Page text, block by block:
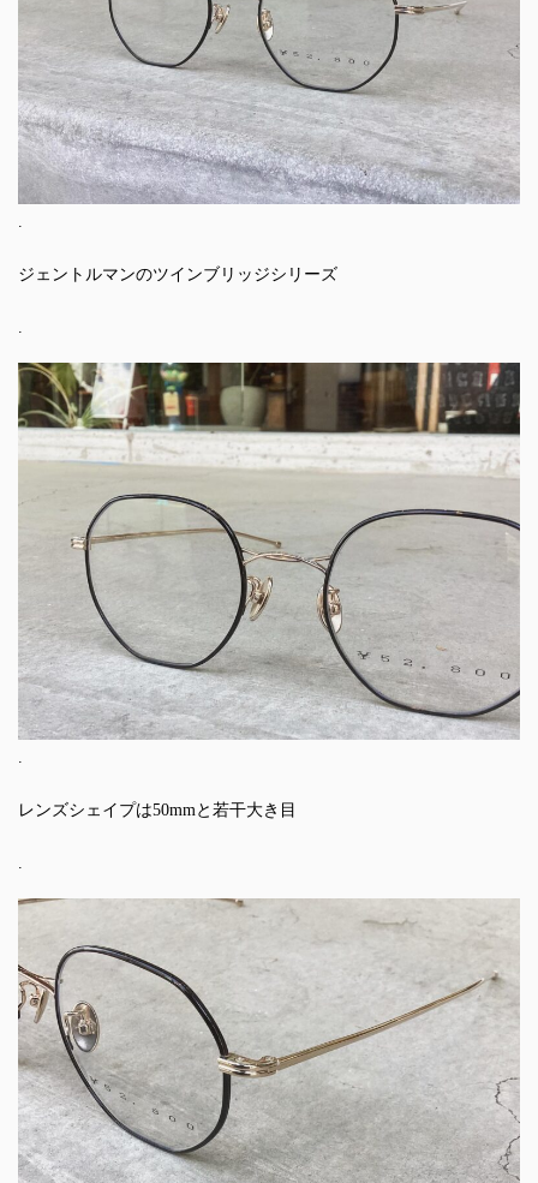
.
ジェントルマンのツインブリッジシリーズ
.
レンズシェイプは50mmと若干大き目